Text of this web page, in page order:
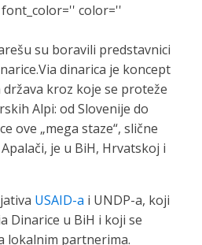
color=''
su boravili predstavnici
dinarica je koncept
kroz koje se proteže
Alpi: od Slovenije do
ove „mega staze“, slične
je u BiH, Hrvatskoj i
USAID-a i UNDP-a, koji
Dinarice u BiH i koji se
lokalnim partnerima.